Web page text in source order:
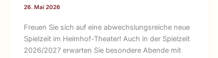
26. Mai 2026
Freuen Sie sich auf eine abwechslungsreiche neue
Spielzeit im Heimhof-Theater! Auch in der Spielzeit
2026/2027 erwarten Sie besondere Abende mit